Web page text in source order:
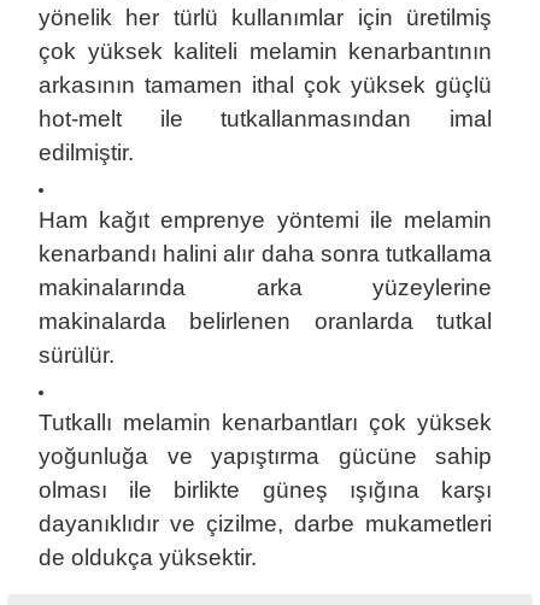
yönelik her türlü kullanımlar için üretilmiş
çok yüksek kaliteli melamin kenarbantının
arkasının tamamen ithal çok yüksek güçlü
hot-melt ile tutkallanmasından imal
edilmiştir.
Ham kağıt emprenye yöntemi ile melamin
kenarbandı halini alır daha sonra tutkallama
makinalarında arka yüzeylerine
makinalarda belirlenen oranlarda tutkal
sürülür.
Tutkallı melamin kenarbantları çok yüksek
yoğunluğa ve yapıştırma gücüne sahip
olması ile birlikte güneş ışığına karşı
dayanıklıdır ve çizilme, darbe mukametleri
de oldukça yüksektir.